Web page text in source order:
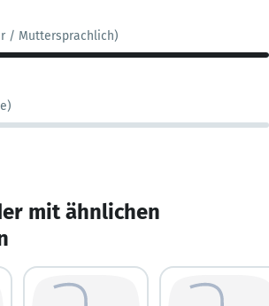
/ Muttersprachlich)
mit ähnlichen